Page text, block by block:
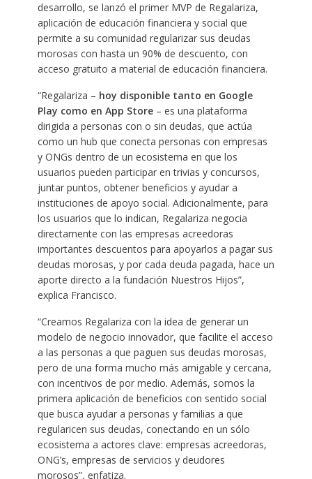
desarrollo, se lanzó el primer MVP de Regalariza,
aplicación de educación financiera y social que
permite a su comunidad regularizar sus deudas
morosas con hasta un 90% de descuento, con
acceso gratuito a material de educación financiera.
“Regalariza – hoy disponible tanto en Google
Play como en App Store– es una plataforma
dirigida a personas con o sin deudas, que actúa
como un hub que conecta personas con empresas
y ONGs dentro de un ecosistema en que los
usuarios pueden participar en trivias y concursos,
juntar puntos, obtener beneficios y ayudar a
instituciones de apoyo social. Adicionalmente, para
los usuarios que lo indican, Regalariza negocia
directamente con las empresas acreedoras
importantes descuentos para apoyarlos a pagar sus
deudas morosas, y por cada deuda pagada, hace un
aporte directo a la fundación Nuestros Hijos”,
explica Francisco.
“Creamos Regalariza con la idea de generar un
modelo de negocio innovador, que facilite el acceso
a las personas a que paguen sus deudas morosas,
pero de una forma mucho más amigable y cercana,
con incentivos de por medio. Además, somos la
primera aplicación de beneficios con sentido social
que busca ayudar a personas y familias a que
regularicen sus deudas, conectando en un sólo
ecosistema a actores clave: empresas acreedoras,
ONG’s, empresas de servicios y deudores
morosos”, enfatiza.